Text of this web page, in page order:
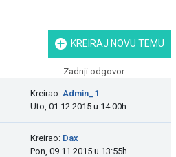
KREIRAJ NOVU TEMU
Zadnji odgovor
Kreirao: Admin_1
Uto, 01.12.2015 u 14:00h
Kreirao: Dax
Pon, 09.11.2015 u 13:55h